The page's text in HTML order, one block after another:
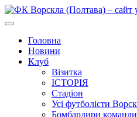
Головна
Новини
Клуб
Візитка
ІСТОРІЯ
Стадіон
Усі футболісти
Бомбардири команди